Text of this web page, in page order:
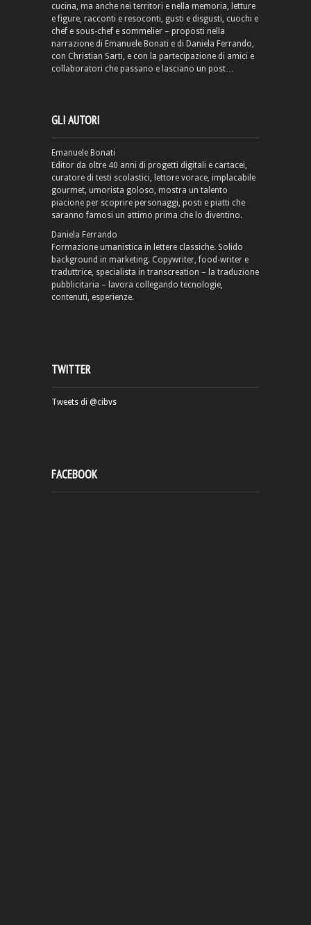
cucina, ma anche nei territori e nella memoria, letture
e figure, racconti e resoconti, gusti e disgusti, cuochi e
chef e sous-chef e sommelier – proposti nella
narrazione di Emanuele Bonati e di Daniela Ferrando,
con Christian Sarti, e con la partecipazione di amici e
collaboratori che passano e lasciano un post…
GLI AUTORI
Emanuele Bonati
Editor da oltre 40 anni di progetti digitali e cartacei,
curatore di testi scolastici, lettore vorace, implacabile
gourmet, umorista goloso, mostra un talento
piacione per scoprire personaggi, posti e piatti che
saranno famosi un attimo prima che lo diventino.
Daniela Ferrando
Formazione umanistica in lettere classiche. Solido
background in marketing. Copywriter, food-writer e
traduttrice, specialista in transcreation – la traduzione
pubblicitaria – lavora collegando tecnologie,
contenuti, esperienze.
TWITTER
Tweets di @cibvs
FACEBOOK